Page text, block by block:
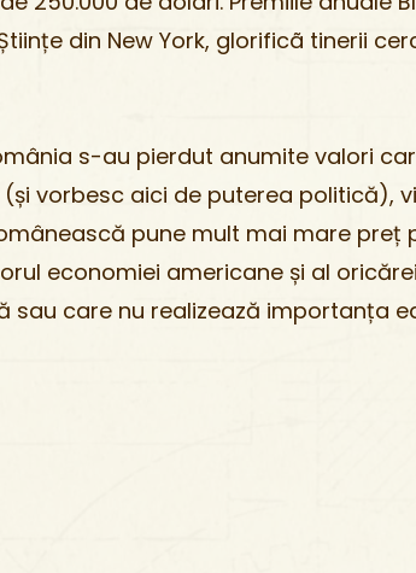
din New York, glorificã tinerii
s-au pierdut anumite valori
vorbesc aici de puterea politică),
pune mult mai mare preț
economiei americane și al
care nu realizează importanța